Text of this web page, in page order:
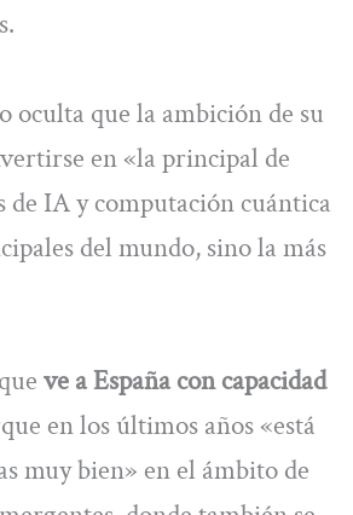
oculta que la ambición de su
en «la principal de
de IA y computación cuántica
del mundo, sino la más
ve a España con capacidad
en los últimos años «está
muy bien» en el ámbito de